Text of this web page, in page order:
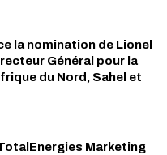
la nomination de Lionel
Général pour la
du Nord, Sahel et
Marketing